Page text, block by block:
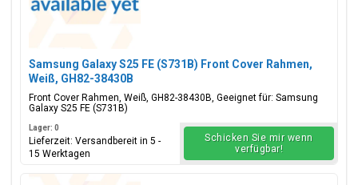
Samsung Galaxy S25 FE (S731B) Front Cover Rahmen,
Weiß, GH82-38430B
Front Cover Rahmen, Weiß, GH82-38430B, Geeignet für: Samsung
Galaxy S25 FE (S731B)
Lager: 0
Lieferzeit: Versandbereit in 5 -
15 Werktagen
Schicken Sie mir wenn
verfügbar!